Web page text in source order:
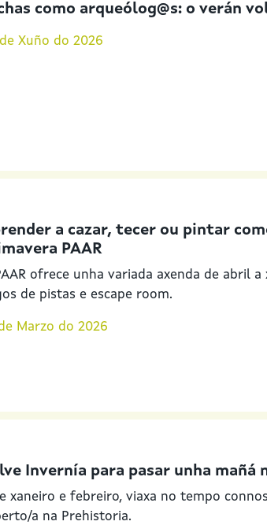
como arqueólog@s: o verán
Xuño do 2026
a cazar, tecer ou pintar
PAAR
ofrece unha variada axenda de abril
de pistas e escape room.
Marzo do 2026
Invernía para pasar unha mañá
xaneiro e febreiro, viaxa no tempo
a na Prehistoria.